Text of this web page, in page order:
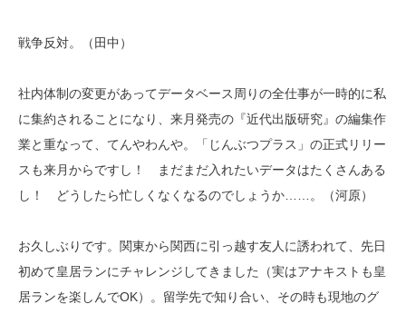
戦争反対。（田中）
社内体制の変更があってデータベース周りの全仕事が一時的に私
に集約されることになり、来月発売の『近代出版研究』の編集作
業と重なって、てんやわんや。「じんぶつプラス」の正式リリー
スも来月からですし！ まだまだ入れたいデータはたくさんある
し！ どうしたら忙しくなくなるのでしょうか……。（河原）
お久しぶりです。関東から関西に引っ越す友人に誘われて、先日
初めて皇居ランにチャレンジしてきました（実はアナキストも皇
居ランを楽しんでOK）。留学先で知り合い、その時も現地のグ